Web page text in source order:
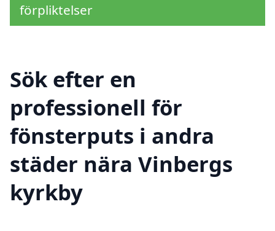
förpliktelser
Sök efter en
professionell för
fönsterputs i andra
städer nära Vinbergs
kyrkby